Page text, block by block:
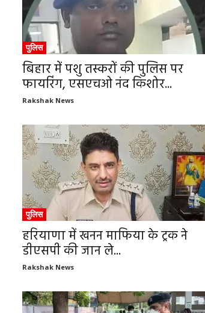
पुलिस
बिहार में पशु तस्करों की पुलिस पर
फायरिंग, एसएचओ नंद किशोर...
Rakshak News
पुलिस
हरियाणा में खनन माफिया के ट्रक ने
डीएसपी की जान ले...
Rakshak News